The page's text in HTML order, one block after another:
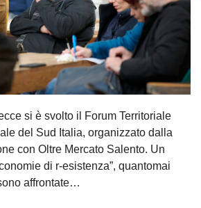
si è svolto il Forum Territoriale
del Sud Italia, organizzato dalla
con Oltre Mercato Salento. Un
di r-esistenza”, quantomai
affrontate…